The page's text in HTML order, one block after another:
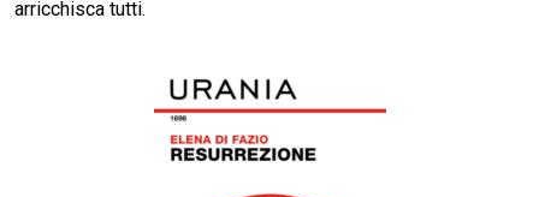
arricchisca tutti.